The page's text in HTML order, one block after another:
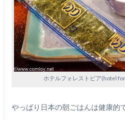
ホテルフォレストピア(hotel
やっぱり日本の朝ごはんは健康的